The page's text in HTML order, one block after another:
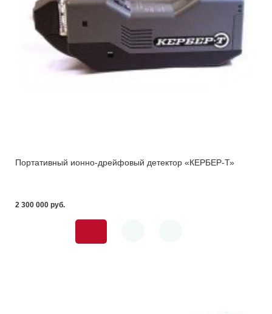
Портативный ионно-дрейфовый детектор «КЕРБЕР-Т»
2 300 000 pуб.